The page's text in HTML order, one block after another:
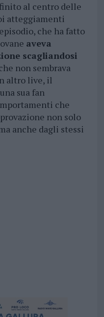
al centro delle
atteggiamenti
che ha fatto
aveva
scagliandosi
non sembrava
altro live, il
sua fan
che
non solo
anche dagli stessi